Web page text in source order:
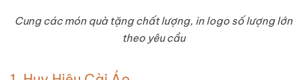
Cung các món quà tặng chất lượng, in logo số lượng lớn
theo yêu cầu